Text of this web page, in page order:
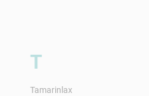
T
Tamarinlax